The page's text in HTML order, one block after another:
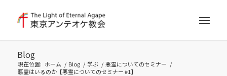
Blog
現在位置: ホーム / Blog / 学ぶ / 悪霊についてのセミナー /
悪霊はいるのか【悪霊についてのセミナー #1】